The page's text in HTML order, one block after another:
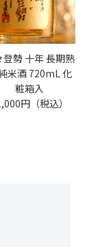
登勢 十年 長期熟
米酒 720mL 化
粧箱入
円（税込）